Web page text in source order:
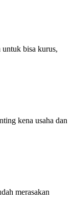
untuk bisa kurus,
kena usaha dan
merasakan